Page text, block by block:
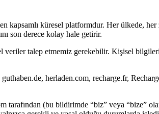
kapsamlı küresel platformdur. Her ülkede,
son derece kolay hale getirir.
talep etmemiz gerekebilir. Kişisel
herladen.com, recharge.fr,
tarafından (bu bildirimde “biz” veya